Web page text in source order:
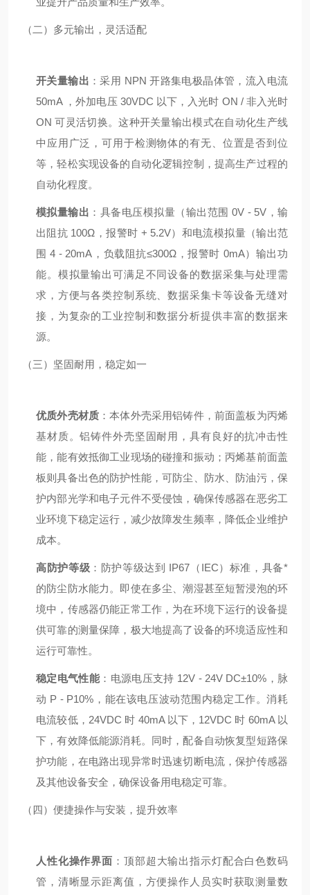
（二）多元输出，灵活适配
开关量输出 ：采用 NPN 开路集电极晶体管，流入电流
50mA ，外加电压 30VDC 以下，入光时 ON / 非入光时
ON 可灵活切换。这种开关量输出模式在自动化生产线
中应用广泛，可用于检测物体的有无、位置是否到位
等，轻松实现设备的自动化逻辑控制，提高生产过程的
自动化程度。
模拟量输出 ：具备电压模拟量（输出范围 0V - 5V，输
出阻抗 100Ω，报警时 + 5.2V）和电流模拟量（输出范
围 4 - 20mA，负载阻抗≤300Ω，报警时 0mA）输出功
能。模拟量输出可满足不同设备的数据采集与处理需
求，方便与各类控制系统、数据采集卡等设备无缝对
接，为复杂的工业控制和数据分析提供丰富的数据来
源。
（三）坚固耐用，稳定如一
优质外壳材质 ：本体外壳采用铝铸件，前面盖板为丙烯
基材质。铝铸件外壳坚固耐用，具有良好的抗冲击性
能，能有效抵御工业现场的碰撞和振动；丙烯基前面盖
板则具备出色的防护性能，可防尘、防水、防油污，保
护内部光学和电子元件不受侵蚀，确保传感器在恶劣工
业环境下稳定运行，减少故障发生频率，降低企业维护
成本。
高防护等级 ：防护等级达到 IP67（IEC）标准，具备*
的防尘防水能力。即使在多尘、潮湿甚至短暂浸泡的环
境中，传感器仍能正常工作，为在环境下运行的设备提
供可靠的测量保障，极大地提高了设备的环境适应性和
运行可靠性。
稳定电气性能 ：电源电压支持 12V - 24V DC±10%，脉
动 P - P10%，能在该电压波动范围内稳定工作。消耗
电流较低，24VDC 时 40mA 以下，12VDC 时 60mA 以
下，有效降低能源消耗。同时，配备自动恢复型短路保
护功能，在电路出现异常时迅速切断电流，保护传感器
及其他设备安全，确保设备用电稳定可靠。
（四）便捷操作与安装，提升效率
人性化操作界面 ：顶部超大输出指示灯配合白色数码
管，清晰显示距离值，方便操作人员实时获取测量数